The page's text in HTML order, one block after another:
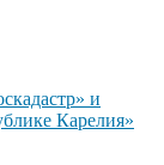
и
Карелия»